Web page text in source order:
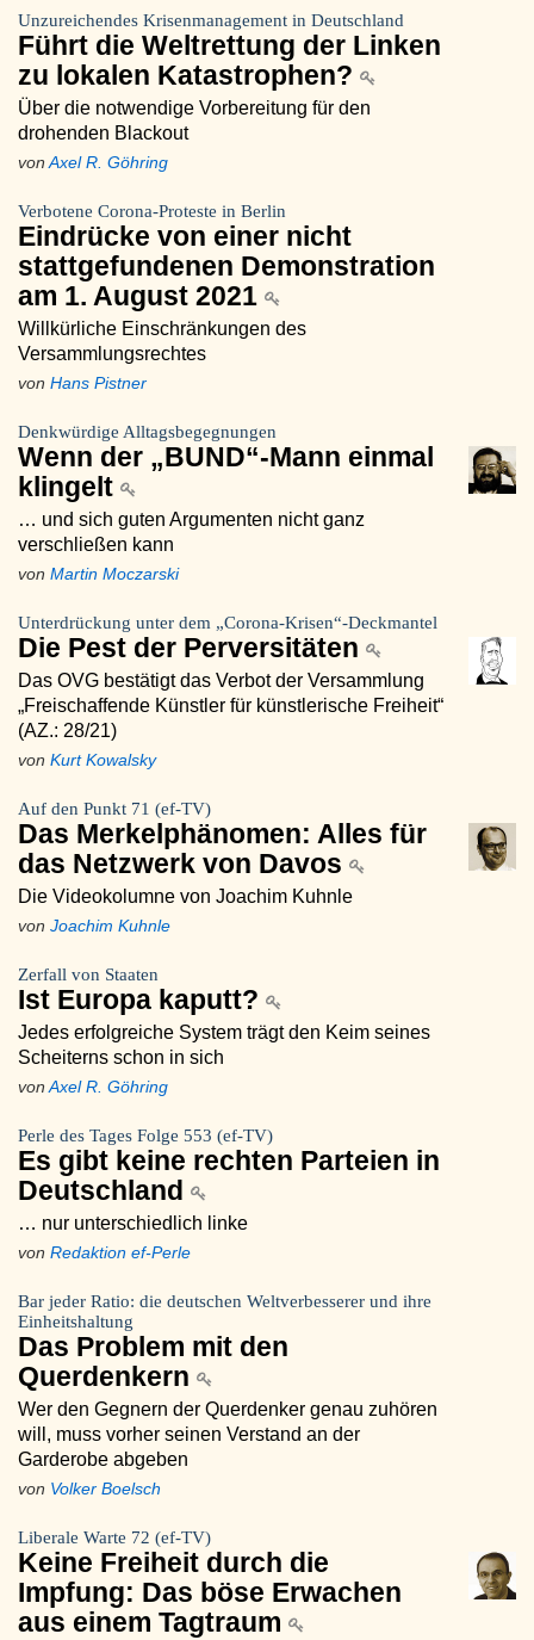
Unzureichendes Krisenmanagement in Deutschland
Führt die Weltrettung der Linken
zu lokalen Katastrophen?
Über die notwendige Vorbereitung für den
drohenden Blackout
von Axel R. Göhring
Verbotene Corona-Proteste in Berlin
Eindrücke von einer nicht
stattgefundenen Demonstration
am 1. August 2021
Willkürliche Einschränkungen des
Versammlungsrechtes
von Hans Pistner
Denkwürdige Alltagsbegegnungen
Wenn der „BUND“-Mann einmal
klingelt
… und sich guten Argumenten nicht ganz
verschließen kann
von Martin Moczarski
Unterdrückung unter dem „Corona-Krisen“-Deckmantel
Die Pest der Perversitäten
Das OVG bestätigt das Verbot der Versammlung
„Freischaffende Künstler für künstlerische Freiheit“
(AZ.: 28/21)
von Kurt Kowalsky
Auf den Punkt 71 (ef-TV)
Das Merkelphänomen: Alles für
das Netzwerk von Davos
Die Videokolumne von Joachim Kuhnle
von Joachim Kuhnle
Zerfall von Staaten
Ist Europa kaputt?
Jedes erfolgreiche System trägt den Keim seines
Scheiterns schon in sich
von Axel R. Göhring
Perle des Tages Folge 553 (ef-TV)
Es gibt keine rechten Parteien in
Deutschland
… nur unterschiedlich linke
von Redaktion ef-Perle
Bar jeder Ratio: die deutschen Weltverbesserer und ihre
Einheitshaltung
Das Problem mit den
Querdenkern
Wer den Gegnern der Querdenker genau zuhören
will, muss vorher seinen Verstand an der
Garderobe abgeben
von Volker Boelsch
Liberale Warte 72 (ef-TV)
Keine Freiheit durch die
Impfung: Das böse Erwachen
aus einem Tagtraum